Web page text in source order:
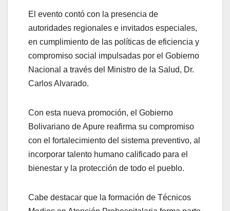
El evento contó con la presencia de
autoridades regionales e invitados especiales,
en cumplimiento de las políticas de eficiencia y
compromiso social impulsadas por el Gobierno
Nacional a través del Ministro de la Salud, Dr.
Carlos Alvarado.
Con esta nueva promoción, el Gobierno
Bolivariano de Apure reafirma su compromiso
con el fortalecimiento del sistema preventivo, al
incorporar talento humano calificado para el
bienestar y la protección de todo el pueblo.
Cabe destacar que la formación de Técnicos